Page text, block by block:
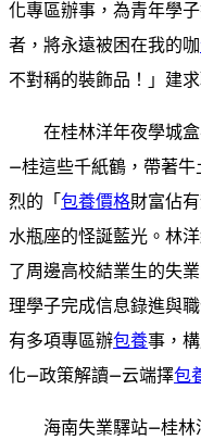
化專區辦事，為青年學
者，將永遠被困在我的咖
不對稱的裝飾品！」建求
在桂林洋年夜學城
—桂這些千紙鶴，帶著牛
烈的「包養價格財富佔
水瓶座的怪誕藍光。林
了周邊高校結業生的失
理學子完成信息錄進與
有多項專區辦包養事，
化—政策解讀—云端擇包
海南失業驛站—桂